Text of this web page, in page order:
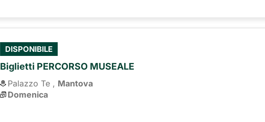
DISPONIBILE
Biglietti PERCORSO MUSEALE
Palazzo Te , Mantova
Domenica